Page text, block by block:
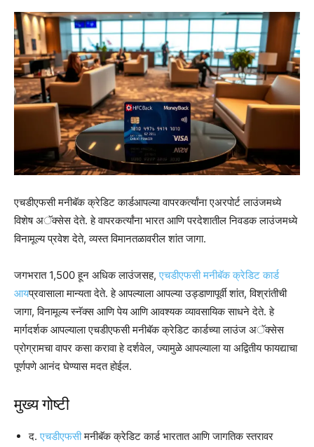
एचडीएफसी मनीबॅक क्रेडिट कार्डआपल्या वापरकर्त्यांना एअरपोर्ट लाउंजमध्ये
विशेष अॅक्सेस देते. हे वापरकर्त्यांना भारत आणि परदेशातील निवडक लाउंजमध्ये
विनामूल्य प्रवेश देते, व्यस्त विमानतळावरील शांत जागा.
जगभरात 1,500 हून अधिक लाउंजसह,एचडीएफसी मनीबॅक क्रेडिट कार्ड
आयप्रवासाला मान्यता देते. हे आपल्याला आपल्या उड्डाणापूर्वी शांत, विश्रांतीची
जागा, विनामूल्य स्नॅक्स आणि पेय आणि आवश्यक व्यावसायिक साधने देते. हे
मार्गदर्शक आपल्याला एचडीएफसी मनीबॅक क्रेडिट कार्डच्या लाउंज अॅक्सेस
प्रोग्रामचा वापर कसा करावा हे दर्शवेल, ज्यामुळे आपल्याला या अद्वितीय फायद्याचा
पूर्णपणे आनंद घेण्यास मदत होईल.
मुख्य गोष्टी
द.एचडीएफसीमनीबॅक क्रेडिट कार्ड भारतात आणि जागतिक स्तरावर